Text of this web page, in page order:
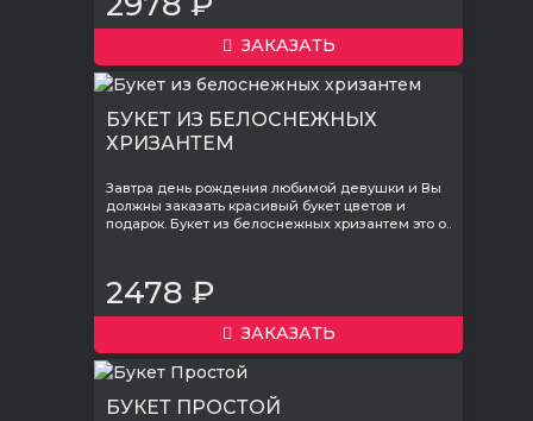
ЗАКАЗАТЬ
БУКЕТ ИЗ БЕЛОСНЕЖНЫХ
ХРИЗАНТЕМ
Завтра день рождения любимой девушки и Вы
должны заказать красивый букет цветов и
подарок. Букет из белоснежных хризантем это о..
2478 ₽
ЗАКАЗАТЬ
БУКЕТ ПРОСТОЙ